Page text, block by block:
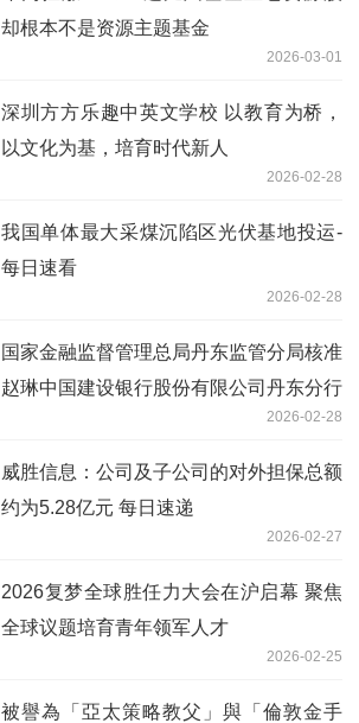
却根本不是资源主题基金
2026-03-01
深圳方方乐趣中英文学校 以教育为桥，
以文化为基，培育时代新人
2026-02-28
我国单体最大采煤沉陷区光伏基地投运-
每日速看
2026-02-28
国家金融监督管理总局丹东监管分局核准
赵琳中国建设银行股份有限公司丹东分行
2026-02-28
威胜信息：公司及子公司的对外担保总额
约为5.28亿元 每日速递
2026-02-27
2026复梦全球胜任力大会在沪启幕 聚焦
全球议题培育青年领军人才
2026-02-25
被譽為「亞太策略教父」與「倫敦金手